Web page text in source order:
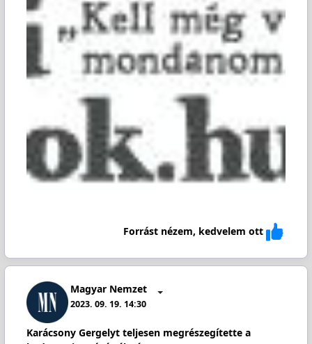
Forrást nézem, kedvelem ott
Magyar Nemzet
2023. 09. 19. 14:30
Karácsony Gergelyt teljesen megrészegítette a